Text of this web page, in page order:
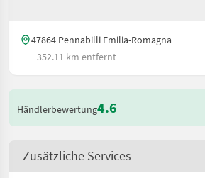
47864 Pennabilli Emilia-Romagna
352.11 km entfernt
Händlerbewertung4.6
Zusätzliche Services